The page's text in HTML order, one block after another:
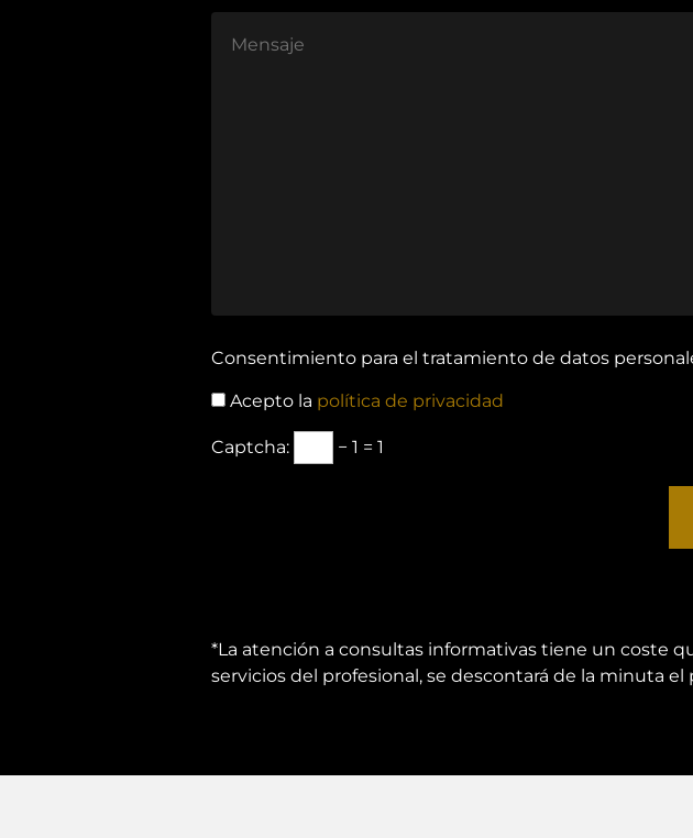
Consentimiento para el tratamiento de datos
Acepto la política de privacidad
Captcha: − 1 = 1
*La atención a consultas informativas tiene un coste
servicios del profesional, se descontará de la minuta